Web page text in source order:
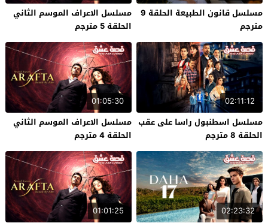
مسلسل قانون الطبيعة الحلقة 9
مترجم
مسلسل الاعراف الموسم الثاني
الحلقة 5 مترجم
02:11:12
مسلسل اسطنبول راسا على عقب
الحلقة 8 مترجم
01:05:30
مسلسل الاعراف الموسم الثاني
الحلقة 4 مترجم
02:23:32
01:01:25